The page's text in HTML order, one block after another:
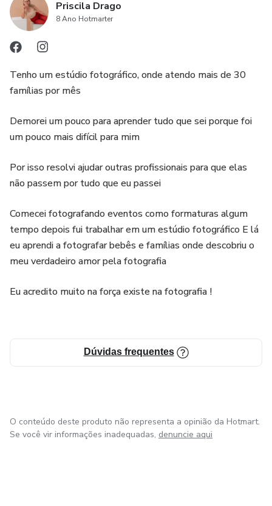
Priscila Drago
8 Ano Hotmarter
Tenho um estúdio fotográfico, onde atendo mais de 30
famílias por mês
Demorei um pouco para aprender tudo que sei porque foi
um pouco mais difícil para mim
Por isso resolvi ajudar outras profissionais para que elas
não passem por tudo que eu passei
Comecei fotografando eventos como formaturas algum
tempo depois fui trabalhar em um estúdio fotográfico E lá
eu aprendi a fotografar bebês e famílias onde descobriu o
meu verdadeiro amor pela fotografia
Eu acredito muito na força existe na fotografia !
Dúvidas frequentes
O conteúdo deste produto não representa a opinião da Hotmart.
Se você vir informações inadequadas, denuncie aqui